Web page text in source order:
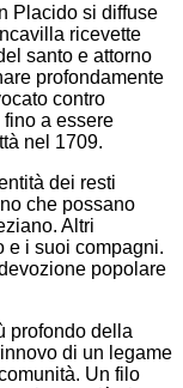
Placido si diffuse
ricevette
santo e attorno
profondamente
contro
a essere
nel 1709.
dei resti
che possano
Altri
e i suoi compagni.
popolare
profondo della
di un legame
Un filo